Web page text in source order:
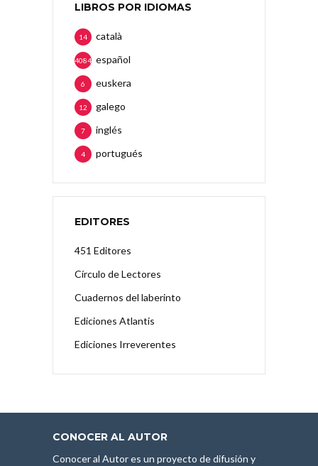
LIBROS POR IDIOMAS
català
14
español
4084
euskera
6
galego
12
inglés
7
portugués
4
EDITORES
451 Editores
Círculo de Lectores
Cuadernos del laberinto
Ediciones Atlantis
Ediciones Irreverentes
CONOCER AL AUTOR
Conocer al Autor es un proyecto de difusión y